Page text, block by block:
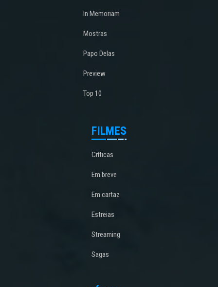
In Memoriam
Mostras
Papo Delas
Preview
Top 10
FILMES
Críticas
Em breve
Em cartaz
Estreias
Streaming
Sagas